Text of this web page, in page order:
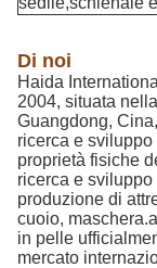
Di noi
Haida
2004, situata
Guangdong,
ricerca e
proprietà fisiche
ricerca e
produzione di
cuoio,
in pelle
mercato